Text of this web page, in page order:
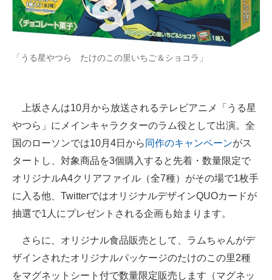
「うる星やつら たけのこの里いちご＆ショコラ」
上坂さんは10月から放送されるテレビアニメ「うる星
やつら」にメインキャラクターのラム役として出演。全
国のローソンでは10月4日から 同作のキャンペーンがス
タートし、対象商品を3個購入すると先着・数量限定で
オリジナルA4クリアファイル（全7種）がその場で1枚手
に入る他、TwitterではオリジナルデザインQUOカードが
抽選で1人にプレゼントされる企画も始まります。
さらに、オリジナル食品販売として、ラムちゃんがデ
ザインされたオリジナルパッケージのたけのこの里2種
をマグネットシート付で数量限定販売します（マグネッ